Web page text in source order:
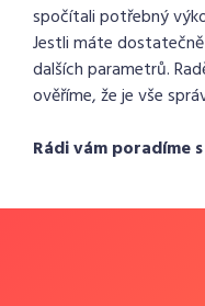
spočítali potřebný
Jestli máte
dalších parametrů.
ověříme, že je vše
Rádi vám poradíme